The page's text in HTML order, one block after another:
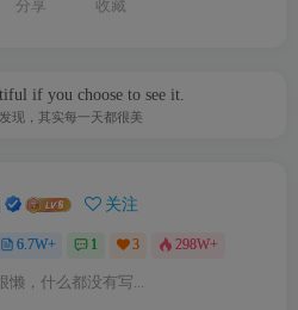
分享 收藏
if you choose to see it.
现，其实每一天都很美
关注
6.7W+ 1 3 298W+
懒，什么都没有写...